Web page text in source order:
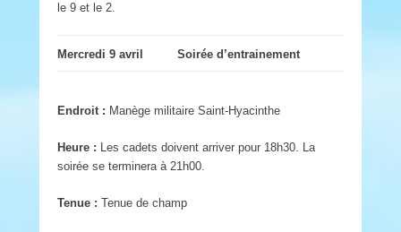
le 9 et le 2.
Mercredi 9 avril Soirée d’entrainement
Endroit : Manège militaire Saint-Hyacinthe
Heure : Les cadets doivent arriver pour 18h30. La
soirée se terminera à 21h00.
Tenue : Tenue de champ